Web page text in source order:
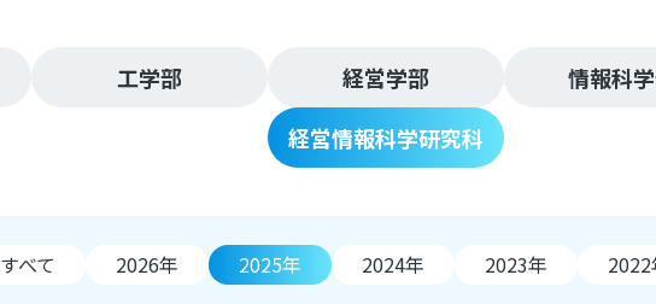
工学部 経営学部 情報科
経営情報科学研究科
すべて 2026年 2025年 2024年 2023年 2022